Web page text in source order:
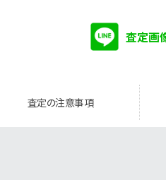
査定画
査定の注意事項